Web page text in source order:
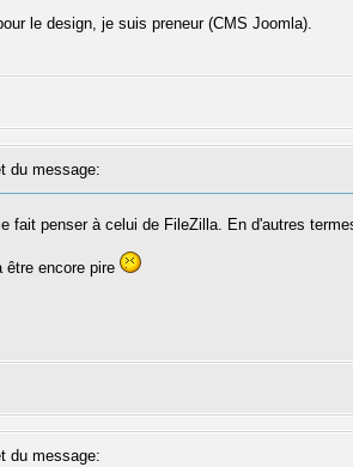
le design, je suis preneur (CMS Joomla).
du message:
fait penser à celui de FileZilla. En d'autres
être encore pire
du message: